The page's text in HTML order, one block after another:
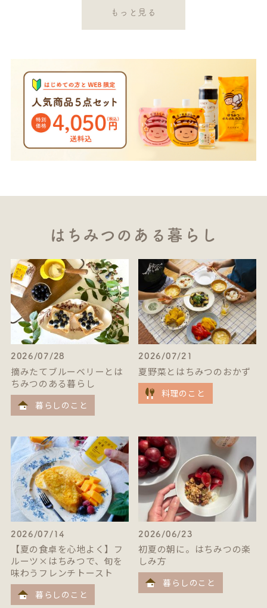
もっと見る
はちみつのある暮らし
2026/07/28
摘みたてブルーベリーとは
ちみつのある暮らし
暮らしのこと
2026/07/21
夏野菜とはちみつのおかず
料理のこと
2026/07/14
【夏の食卓を心地よく】フ
ルーツ×はちみつで、旬を
味わうフレンチトースト
暮らしのこと
2026/06/23
初夏の朝に。はちみつの楽
しみ方
暮らしのこと